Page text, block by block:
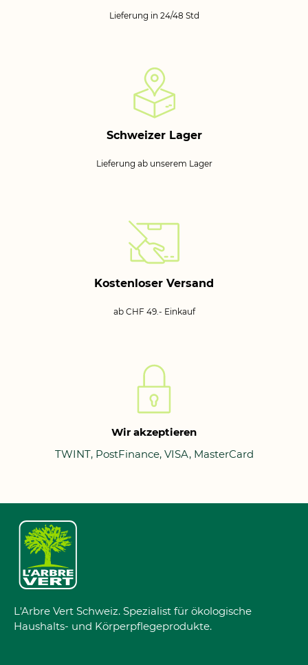
Lieferung in 24/48 Std
Schweizer Lager
Lieferung ab unserem Lager
Kostenloser Versand
ab CHF 49.- Einkauf
Wir akzeptieren
TWINT, PostFinance, VISA, MasterCard
L'Arbre Vert Schweiz. Spezialist für ökologische
Haushalts- und Körperpflegeprodukte.